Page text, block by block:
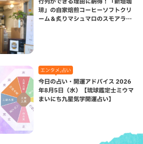
琲」の自家焙煎コーヒーソフトクリ
ーム＆炙りマシュマロのスモアラテ
エンタメ,占い
今日の占い・開運アドバイス 2026
年8月5日（水）【琉球鑑定士ミウマ
まいにち九星気学開運占い】